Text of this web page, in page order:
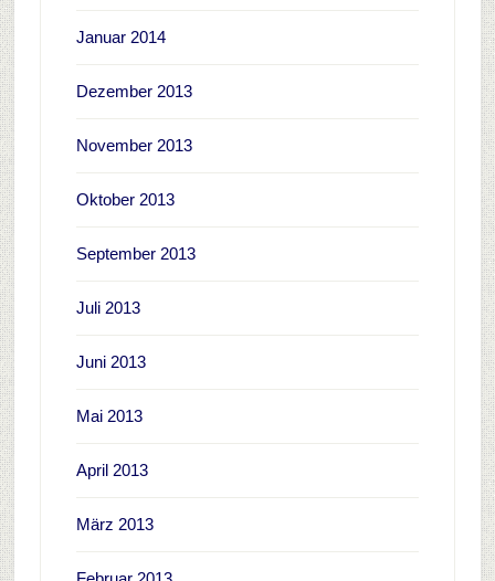
Januar 2014
Dezember 2013
November 2013
Oktober 2013
September 2013
Juli 2013
Juni 2013
Mai 2013
April 2013
März 2013